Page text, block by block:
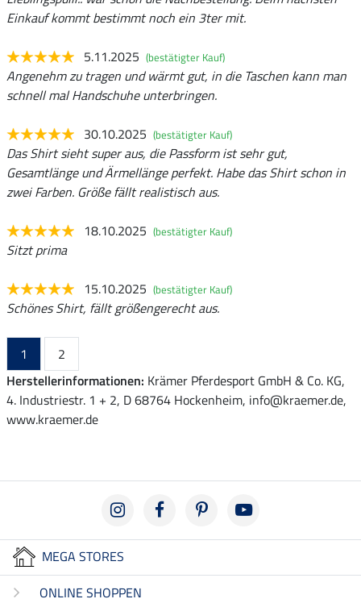
Einkauf kommt bestimmt noch ein 3ter mit.
5.11.2025 (bestätigter Kauf)
Angenehm zu tragen und wärmt gut, in die Taschen kann man
schnell mal Handschuhe unterbringen.
30.10.2025 (bestätigter Kauf)
Das Shirt sieht super aus, die Passform ist sehr gut,
Gesamtlänge und Ärmellänge perfekt. Habe das Shirt schon in
zwei Farben. Größe fällt realistisch aus.
18.10.2025 (bestätigter Kauf)
Sitzt prima
15.10.2025 (bestätigter Kauf)
Schönes Shirt, fällt größengerecht aus.
1
2
Herstellerinformationen: Krämer Pferdesport GmbH & Co. KG,
4. Industriestr. 1 + 2, D 68764 Hockenheim, info@kraemer.de,
www.kraemer.de
MEGA STORES
ONLINE SHOPPEN